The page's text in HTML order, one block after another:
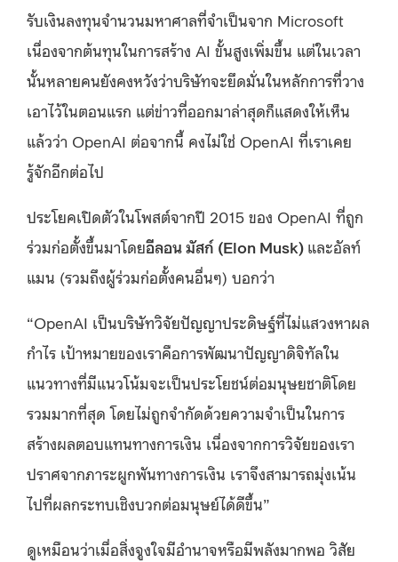
รับเงินลงทุนจำนวนมหาศาลที่จำเป็นจาก Microsoft
เนื่องจากต้นทุนในการสร้าง AI ขั้นสูงเพิ่มขึ้น แต่ในเวลา
นั้นหลายคนยังคงหวังว่าบริษัทจะยึดมั่นในหลักการที่วาง
เอาไว้ในตอนแรก แต่ข่าวที่ออกมาล่าสุดก็แสดงให้เห็น
แล้วว่า OpenAI ต่อจากนี้ คงไม่ใช่ OpenAI ที่เราเคย
รู้จักอีกต่อไป
ประโยคเปิดตัวในโพสต์จากปี 2015 ของ OpenAI ที่ถูก
ร่วมก่อตั้งขึ้นมาโดยอีลอน มัสก์​ (Elon Musk) และอัลท์
แมน (รวมถึงผู้ร่วมก่อตั้งคนอื่นๆ) บอกว่า
“OpenAI เป็นบริษัทวิจัยปัญญาประดิษฐ์ที่ไม่แสวงหาผล
กำไร เป้าหมายของเราคือการพัฒนาปัญญาดิจิทัลใน
แนวทางที่มีแนวโน้มจะเป็นประโยชน์ต่อมนุษยชาติโดย
รวมมากที่สุด โดยไม่ถูกจำกัดด้วยความจำเป็นในการ
สร้างผลตอบแทนทางการเงิน เนื่องจากการวิจัยของเรา
ปราศจากภาระผูกพันทางการเงิน เราจึงสามารถมุ่งเน้น
ไปที่ผลกระทบเชิงบวกต่อมนุษย์ได้ดีขึ้น”
ดูเหมือนว่าเมื่อสิ่งจูงใจมีอำนาจหรือมีพลังมากพอ วิสัย